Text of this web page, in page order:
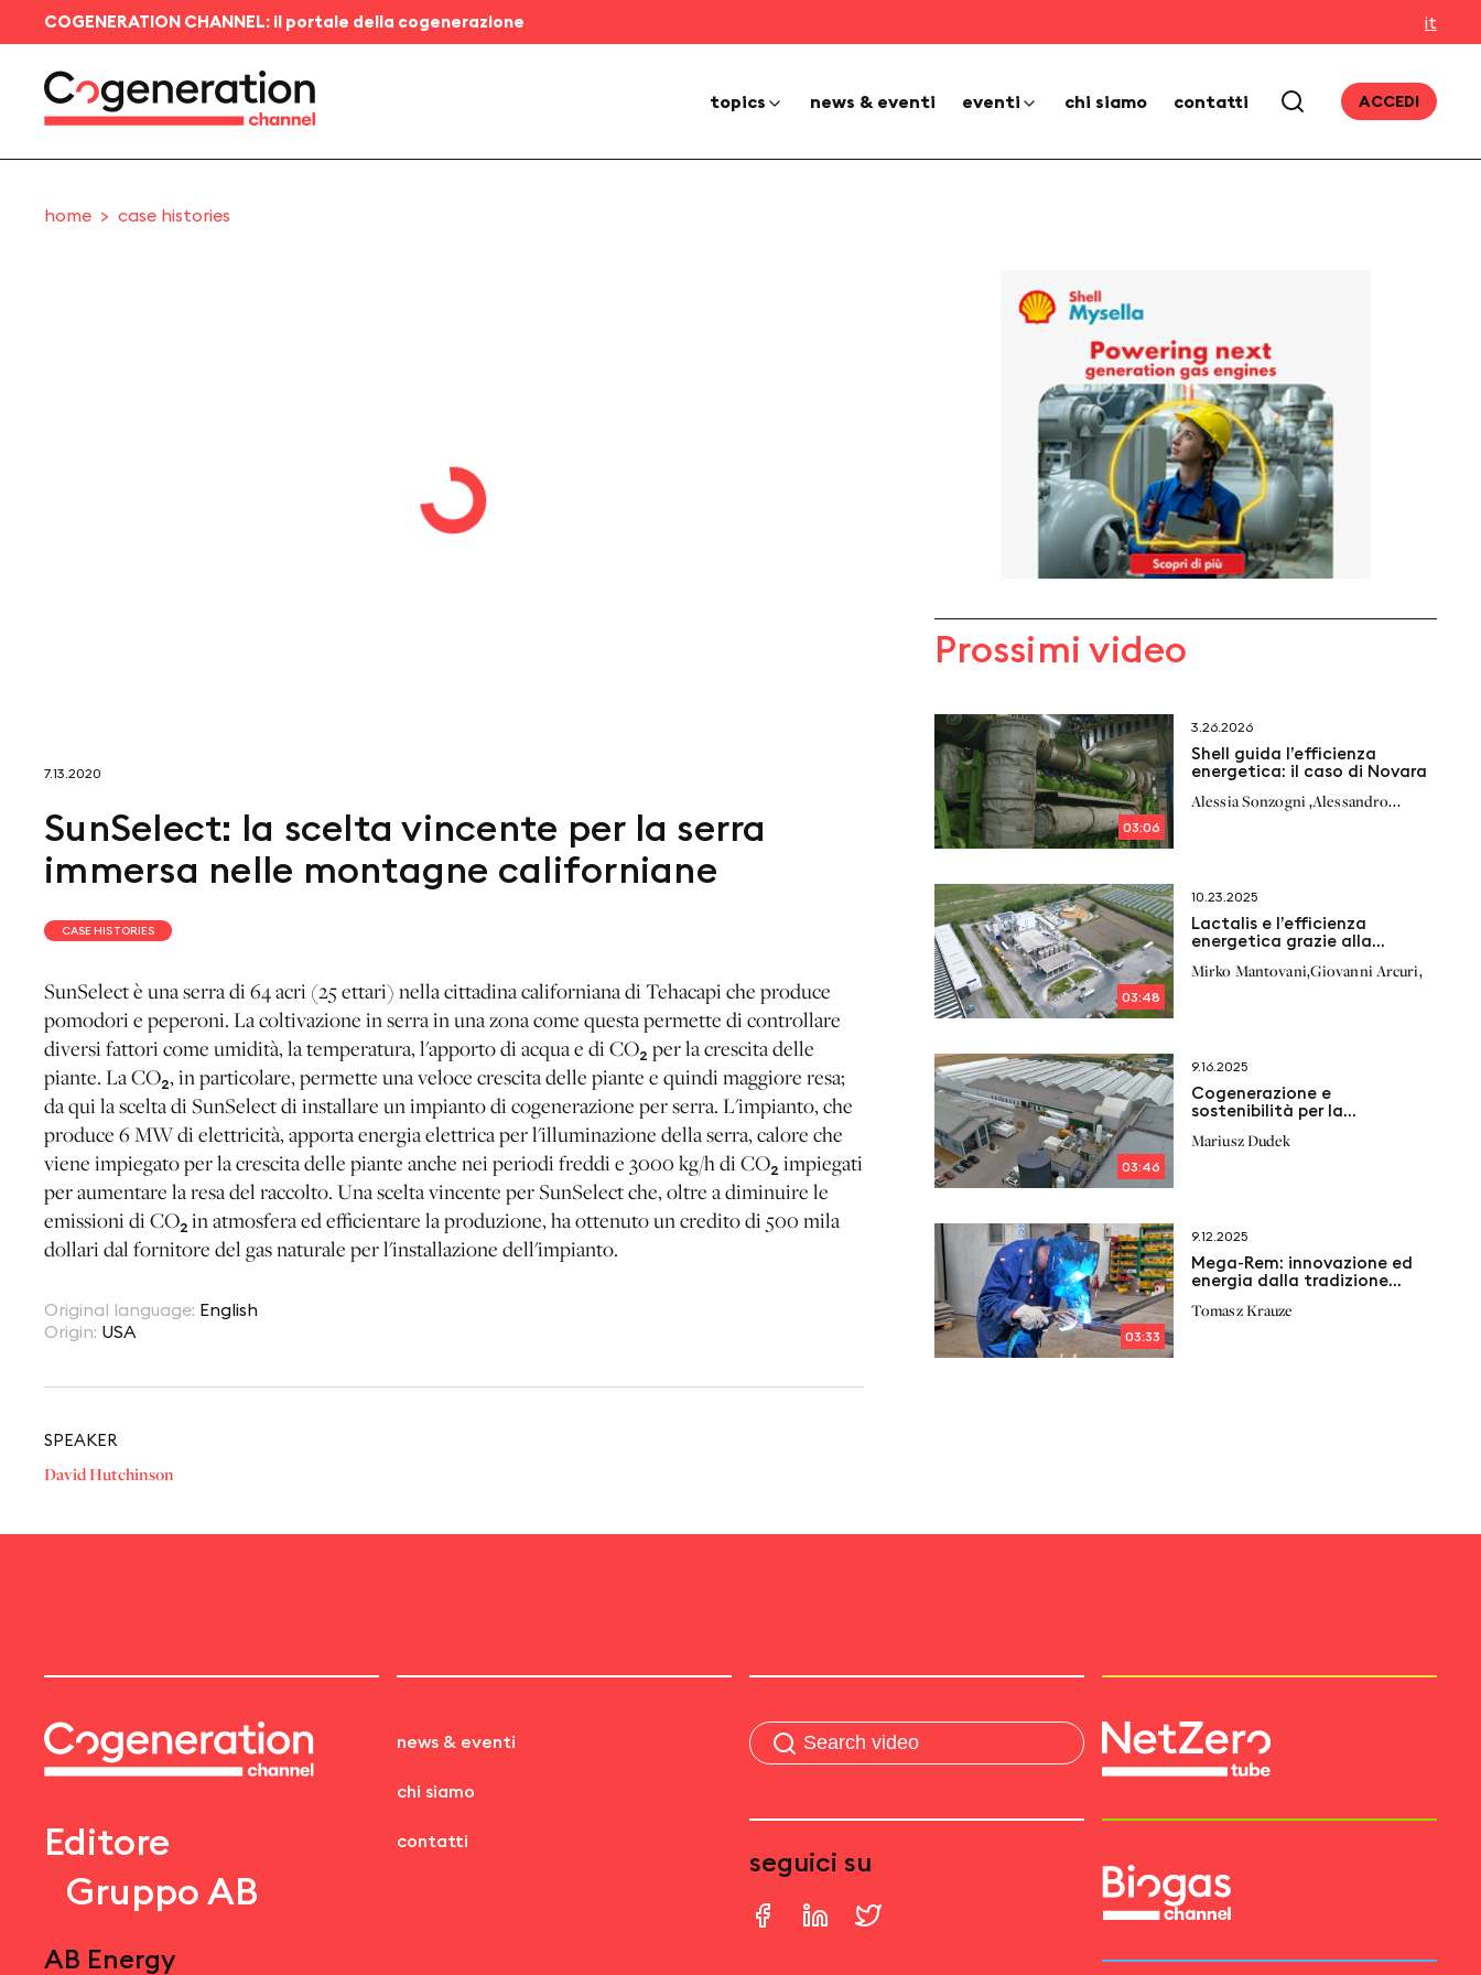
COGENERATION CHANNEL: il portale della cogenerazione it
topics news & eventi eventi chi siamo contatti ACCEDI
home case histories
7.13.2020
SunSelect: la scelta vincente per la serra
immersa nelle montagne californiane
CASE HISTORIES
SunSelect è una serra di 64 acri (25 ettari) nella cittadina californiana di Tehacapi che produce
pomodori e peperoni. La coltivazione in serra in una zona come questa permette di controllare
diversi fattori come umidità, la temperatura, l'apporto di acqua e di CO₂ per la crescita delle
piante. La CO₂, in particolare, permette una veloce crescita delle piante e quindi maggiore resa;
da qui la scelta di SunSelect di installare un impianto di cogenerazione per serra. L'impianto, che
produce 6 MW di elettricità, apporta energia elettrica per l'illuminazione della serra, calore che
viene impiegato per la crescita delle piante anche nei periodi freddi e 3000 kg/h di CO₂ impiegati
per aumentare la resa del raccolto. Una scelta vincente per SunSelect che, oltre a diminuire le
emissioni di CO₂ in atmosfera ed efficientare la produzione, ha ottenuto un credito di 500 mila
dollari dal fornitore del gas naturale per l'installazione dell'impianto.
Original language: English
Origin: USA
SPEAKER
David Hutchinson
Prossimi video
03:06
3.26.2026
Shell guida l’efficienza
energetica: il caso di Novara
Alessia Sonzogni,Alessandro
03:48
10.23.2025
Lactalis e l’efficienza
energetica grazie alla
Mirko Mantovani,Giovanni Arcuri,
03:46
9.16.2025
Cogenerazione e
sostenibilità per la
modello Nowalijka
Mariusz Dudek
03:33
9.12.2025
Mega‑Rem: innovazione ed
energia dalla tradizione
Tomasz Krauze
Editore
Gruppo AB
AB Energy
news & eventi
chi siamo
contatti
seguici su